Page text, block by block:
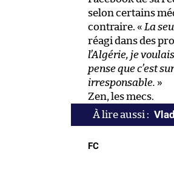
selon certains
contraire. « La
réagi dans des
l’Algérie, je
pense que c’est
irresponsable. »
Zen, les mecs.
FC